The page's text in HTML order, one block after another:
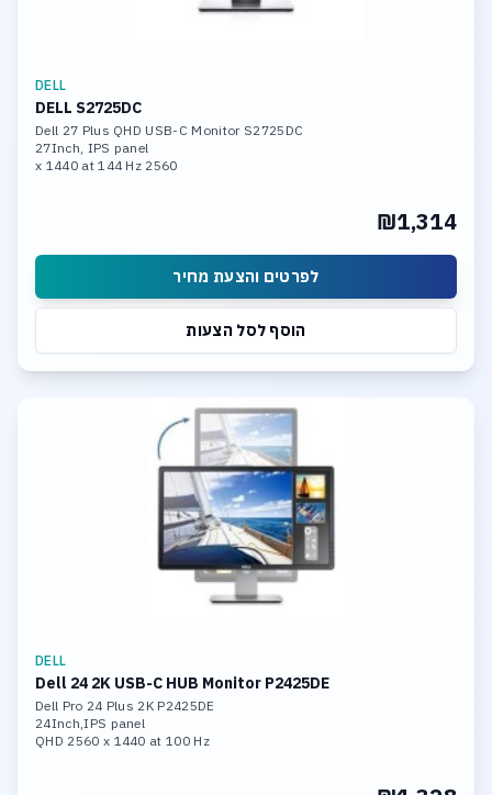
DELL
DELL S2725DC
Dell 27 Plus QHD USB-C Monitor S2725DC
27Inch, IPS panel
2560 x 1440 at 144 Hz
₪1,314
לפרטים והצעת מחיר
הוסף לסל הצעות
DELL
Dell 24 2K USB-C HUB Monitor P2425DE
Dell Pro 24 Plus 2K P2425DE
24Inch,IPS panel
QHD 2560 x 1440 at 100 Hz